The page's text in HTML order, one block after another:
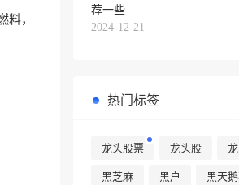
料，
荐一些
2024-12-21
热门标签
龙头股票 龙头股
黑芝麻 黑户 黑天